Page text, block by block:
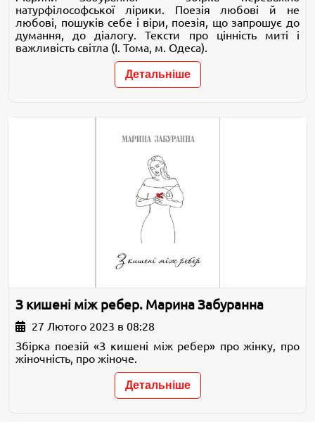
натурфілософської лірики. Поезія любові й не
любові, пошуків себе і віри, поезія, що запрошує до
думання, до діалогу. Тексти про цінність миті і
важливість світла (І. Тома, м. Одеса).
Детальніше
З кишені між ребер. Марина Забуранна
27 Лютого 2023 в 08:28
Збірка поезій «З кишені між ребер» про жінку, про
жіночність, про жіноче.
Детальніше